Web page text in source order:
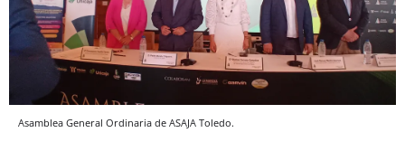
Asamblea General Ordinaria de ASAJA Toledo.